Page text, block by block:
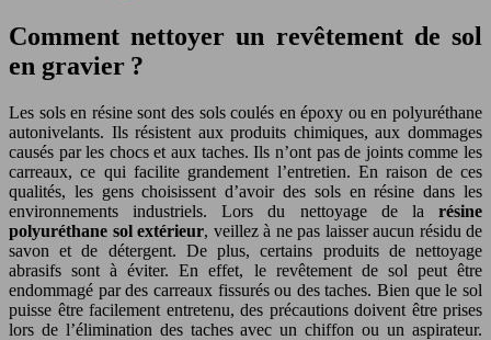
Comment nettoyer un revêtement de sol
en gravier ?
Les sols en résine sont des sols coulés en époxy ou en polyuréthane
autonivelants. Ils résistent aux produits chimiques, aux dommages
causés par les chocs et aux taches. Ils n’ont pas de joints comme les
carreaux, ce qui facilite grandement l’entretien. En raison de ces
qualités, les gens choisissent d’avoir des sols en résine dans les
environnements industriels. Lors du nettoyage de la résine
polyuréthane sol extérieur, veillez à ne pas laisser aucun résidu de
savon et de détergent. De plus, certains produits de nettoyage
abrasifs sont à éviter. En effet, le revêtement de sol peut être
endommagé par des carreaux fissurés ou des taches. Bien que le sol
puisse être facilement entretenu, des précautions doivent être prises
lors de l’élimination des taches avec un chiffon ou un aspirateur.